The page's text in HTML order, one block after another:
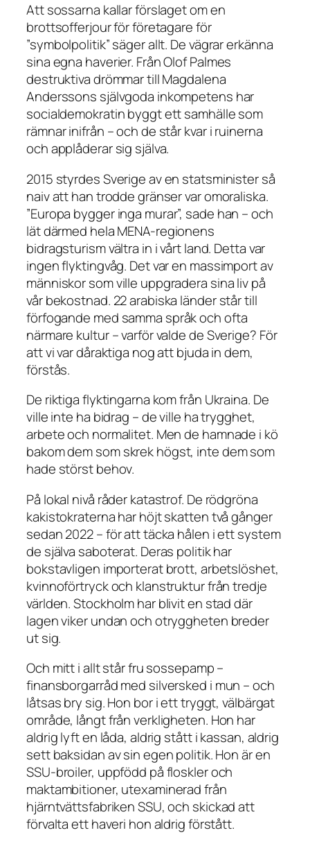
Att sossarna kallar förslaget om en
brottsofferjour för företagare för
”symbolpolitik” säger allt. De vägrar erkänna
sina egna haverier. Från Olof Palmes
destruktiva drömmar till Magdalena
Anderssons självgoda inkompetens har
socialdemokratin byggt ett samhälle som
rämnar inifrån – och de står kvar i ruinerna
och applåderar sig själva.
2015 styrdes Sverige av en statsminister så
naiv att han trodde gränser var omoraliska.
”Europa bygger inga murar”, sade han – och
lät därmed hela MENA-regionens
bidragsturism vältra in i vårt land. Detta var
ingen flyktingvåg. Det var en massimport av
människor som ville uppgradera sina liv på
vår bekostnad. 22 arabiska länder står till
förfogande med samma språk och ofta
närmare kultur – varför valde de Sverige? För
att vi var dåraktiga nog att bjuda in dem,
förstås.
De riktiga flyktingarna kom från Ukraina. De
ville inte ha bidrag – de ville ha trygghet,
arbete och normalitet. Men de hamnade i kö
bakom dem som skrek högst, inte dem som
hade störst behov.
På lokal nivå råder katastrof. De rödgröna
kakistokraterna har höjt skatten två gånger
sedan 2022 – för att täcka hålen i ett system
de själva saboterat. Deras politik har
bokstavligen importerat brott, arbetslöshet,
kvinnoförtryck och klanstruktur från tredje
världen. Stockholm har blivit en stad där
lagen viker undan och otryggheten breder
ut sig.
Och mitt i allt står fru sossepamp –
finansborgarråd med silversked i mun – och
låtsas bry sig. Hon bor i ett tryggt, välbärgat
område, långt från verkligheten. Hon har
aldrig lyft en låda, aldrig stått i kassan, aldrig
sett baksidan av sin egen politik. Hon är en
SSU-broiler, uppfödd på floskler och
maktambitioner, utexaminerad från
hjärntvättsfabriken SSU, och skickad att
förvalta ett haveri hon aldrig förstått.